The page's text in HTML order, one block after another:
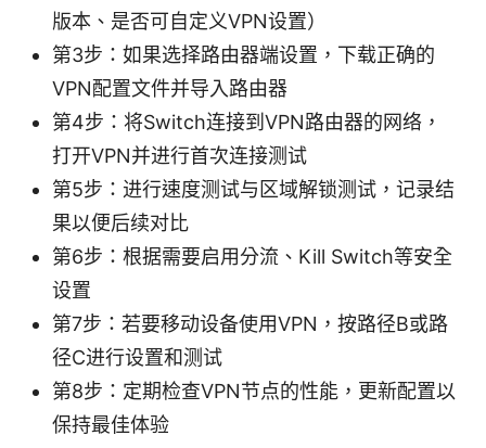
版本、是否可自定义VPN设置）
第3步：如果选择路由器端设置，下载正确的
VPN配置文件并导入路由器
第4步：将Switch连接到VPN路由器的网络，
打开VPN并进行首次连接测试
第5步：进行速度测试与区域解锁测试，记录结
果以便后续对比
第6步：根据需要启用分流、Kill Switch等安全
设置
第7步：若要移动设备使用VPN，按路径B或路
径C进行设置和测试
第8步：定期检查VPN节点的性能，更新配置以
保持最佳体验